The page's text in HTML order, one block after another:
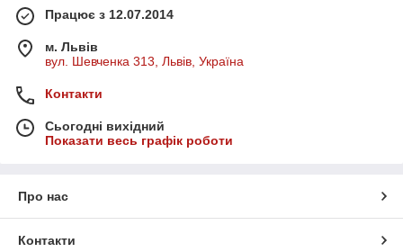
Працює з 12.07.2014
м. Львів
вул. Шевченка 313, Львів, Україна
Контакти
Сьогодні вихідний
Показати весь графік роботи
Про нас
Контакти